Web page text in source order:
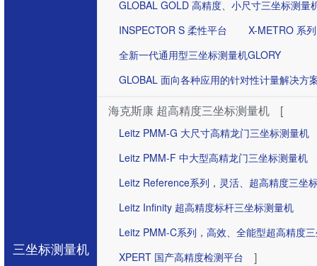
三坐标测量机
GLOBAL GOLD 高精度、小尺寸三坐标测量
INSPECTOR S 柔性平台
X-METRO 系列
全新一代通用型三坐标测量机GLORY
GLOBAL 面向各种应用的针对性计量解决方
海克斯康 超高精度三坐标测量机 [
Leitz PMM-G 大尺寸高精龙门三坐标测量机
Leitz PMM-F 中大型高精龙门三坐标测量机
Leitz Reference系列，灵活、超高精度三坐
Leitz Infinity 超高精度标杆三坐标测量机
Leitz PMM-C系列，高效、全能型超高精度
XPERT 国产高精度检测平台
]